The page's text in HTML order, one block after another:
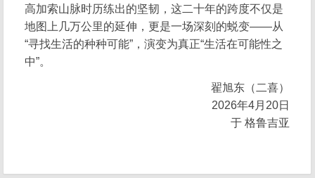
高加索山脉时历练出的坚韧，这二十年的跨度不仅是
地图上几万公里的延伸，更是一场深刻的蜕变——从
“寻找生活的种种可能”，演变为真正“生活在可能性之
中”。
翟旭东（二喜）
2026年4月20日
于 格鲁吉亚